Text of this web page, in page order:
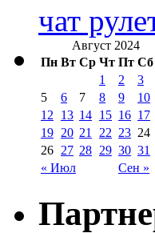
чат
Август 2024
Пн Вт Ср Чт Пт Сб
« Июл Сен »
1 2 3
5
6 7 8 9 10
12
13 14 15 16 17
19 20 21 22 23 24
26 27 28 29 30 31